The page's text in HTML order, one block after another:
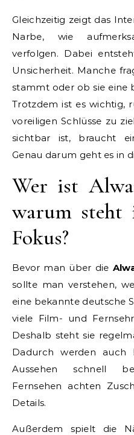
Gleichzeitig zeigt das
Narbe, wie
verfolgen. Dabei
Unsicherheit. Manche
stammt oder ob sie eine
Trotzdem ist es wichtig,
voreiligen Schlüsse zu
sichtbar ist, braucht
Genau darum geht es in
Wer ist
warum steht
Fokus?
Bevor man über die
sollte man verstehen,
eine bekannte deutsche
viele Film- und
Deshalb steht sie
Dadurch werden auch
Aussehen schnell
Fernsehen achten
Details.
Außerdem spielt die